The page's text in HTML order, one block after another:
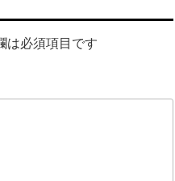
は必須項目です